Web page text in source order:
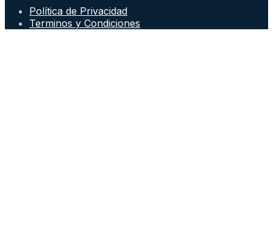
Política de Privacidad
Terminos y Condiciones